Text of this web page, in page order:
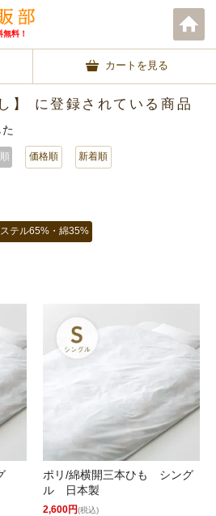
料！
カートを見る
】 に登録されている商品
価格順 新着順
テル65%・綿35%
ポリ/綿横開三本ひも シング
ル 日本製
2,600円(税込)